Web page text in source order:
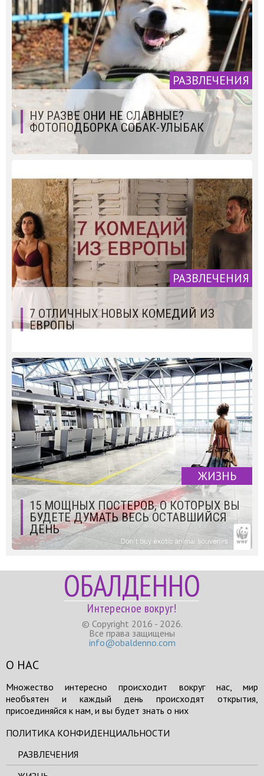
РАЗВЛЕЧЕНИЯ
НУ РАЗВЕ ОНИ НЕ СЛАВНЫЕ?
ФОТОПОДБОРКА СОБАК-УЛЫБАК
РАЗВЛЕЧЕНИЯ
7 ОТЛИЧНЫХ НОВЫХ КОМЕДИЙ ИЗ
ЕВРОПЫ
ЖИЗНЬ
15 МОЩНЫХ ПОСТЕРОВ, О КОТОРЫХ ВЫ
БУДЕТЕ ДУМАТЬ ВЕСЬ ОСТАВШИЙСЯ
ДЕНЬ
ОБАЛДЕННО
Интересное вокруг!
© Copyright 2016 - 2026.
Все права защищены
info@obaldenno.com
О НАС
Множество интересно происходит вокруг нас, мир
необъятен и каждый день происходят открытия,
присоединяйся к нам, и вы будет знать о них
ПОЛИТИКА КОНФИДЕНЦИАЛЬНОСТИ
РАЗВЛЕЧЕНИЯ